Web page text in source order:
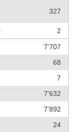
327
2
7’707
68
7
7’632
7’892
24